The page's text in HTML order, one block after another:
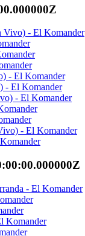
Vivo) - El Komander
- El Komander
- El Komander
- El Komander
- El Komander
- El Komander
Komander